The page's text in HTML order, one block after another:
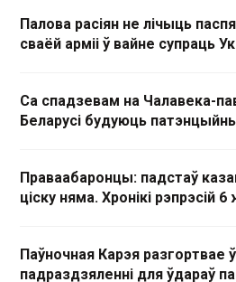
Палова расіян не лічыць
сваёй арміі ў вайне супраць
Са спадзевам на Чалавека-
Беларусі будуюць
Праваабаронцы: падстаў
ціску няма. Хронікі рэпрэсій 6
Паўночная Карэя разгортвае
падраздзяленні для ўдараў па